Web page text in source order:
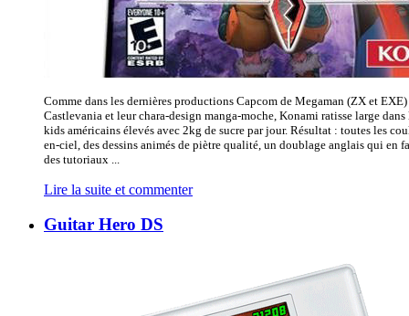
Comme dans les dernières productions Capcom de Megaman (ZX et
Castlevania et leur chara-design manga-moche, Konami ratisse large
kids américains élevés avec 2kg de sucre par jour. Résultat : toutes les
en-ciel, des dessins animés de piètre qualité, un doublage anglais qui en
des tutoriaux ...
Lire la suite et commenter
Guitar Hero DS